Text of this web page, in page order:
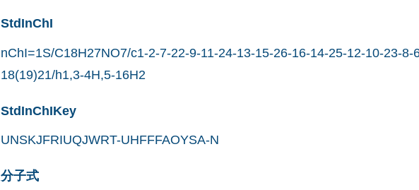
StdInChI
nChI=1S/C18H27NO7/c1-2-7-22-9-11-24-13-15-26-16-14-25-12-10-23-8-
18(19)21/h1,3-4H,5-16H2
StdInChIKey
UNSKJFRIUQJWRT-UHFFFAOYSA-N
分子式